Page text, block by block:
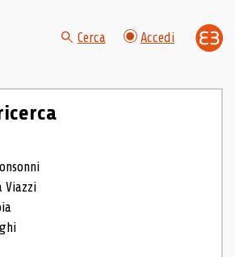
Cerca Accedi
Viazzi